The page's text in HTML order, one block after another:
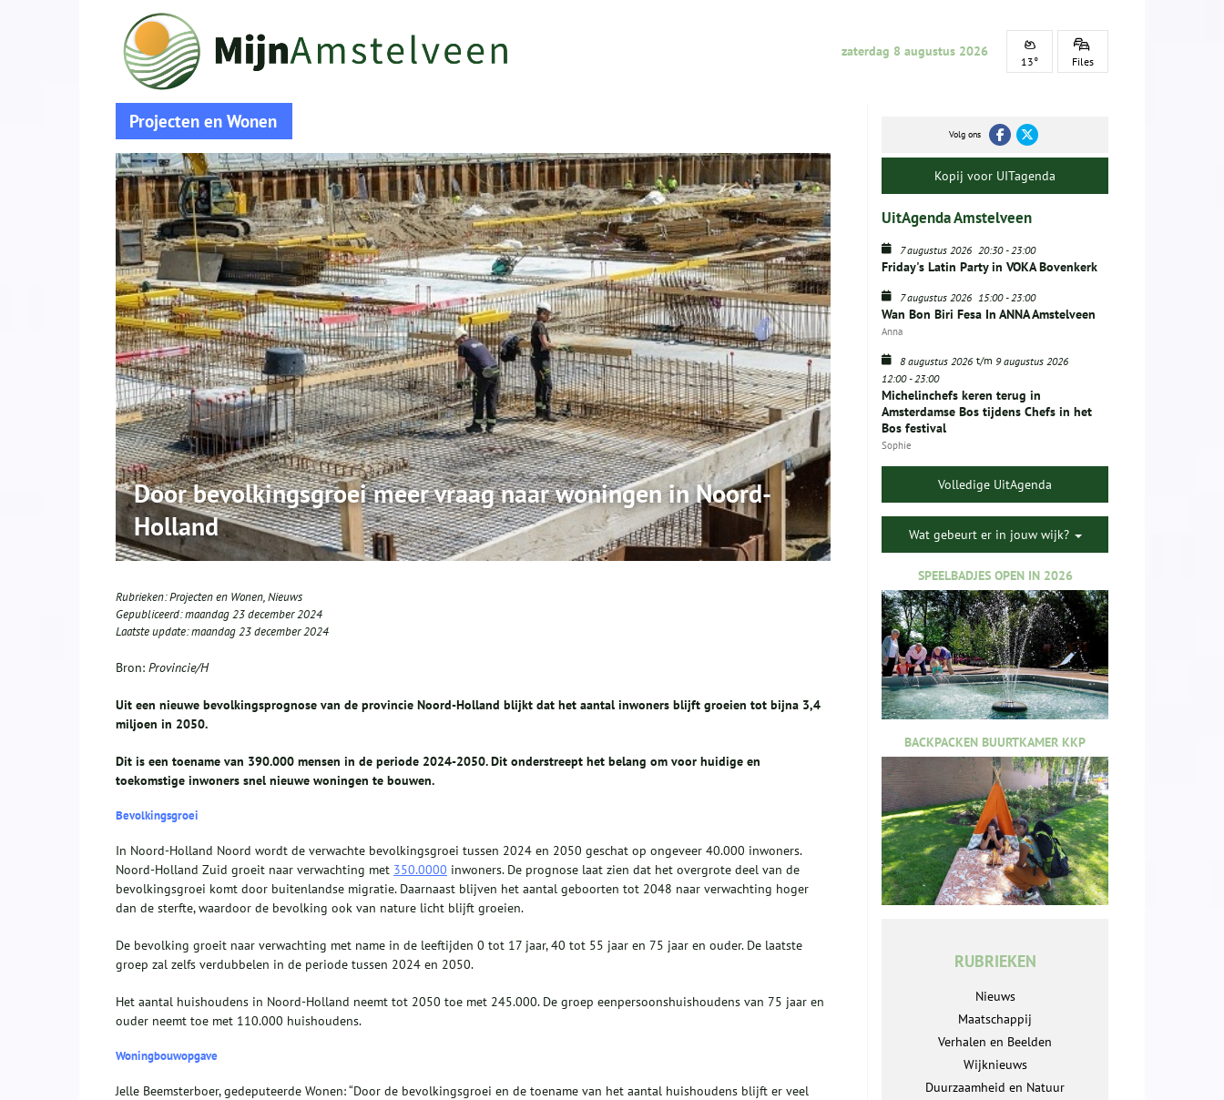
zaterdag 8 augustus 2026
13° Files
Projecten en Wonen
Door bevolkingsgroei meer vraag naar woningen in Noord-
Holland
Rubrieken:Projecten en Wonen,Nieuws
Gepubliceerd:maandag 23 december 2024
Laatste update:maandag 23 december 2024
Bron: Provincie/H
Uit een nieuwe bevolkingsprognose van de provincie Noord-Holland blijkt dat het aantal inwoners blijft groeien tot bijna 3,4
miljoen in 2050.
Dit is een toename van 390.000 mensen in de periode 2024-2050. Dit onderstreept het belang om voor huidige en
toekomstige inwoners snel nieuwe woningen te bouwen.
Bevolkingsgroei
In Noord-Holland Noord wordt de verwachte bevolkingsgroei tussen 2024 en 2050 geschat op ongeveer 40.000 inwoners.
Noord-Holland Zuid groeit naar verwachting met 350.0000 inwoners. De prognose laat zien dat het overgrote deel van de
bevolkingsgroei komt door buitenlandse migratie. Daarnaast blijven het aantal geboorten tot 2048 naar verwachting hoger
dan de sterfte, waardoor de bevolking ook van nature licht blijft groeien.
De bevolking groeit naar verwachting met name in de leeftijden 0 tot 17 jaar, 40 tot 55 jaar en 75 jaar en ouder. De laatste
groep zal zelfs verdubbelen in de periode tussen 2024 en 2050.
Het aantal huishoudens in Noord-Holland neemt tot 2050 toe met 245.000. De groep eenpersoonshuishoudens van 75 jaar en
ouder neemt toe met 110.000 huishoudens.
Woningbouwopgave
Jelle Beemsterboer, gedeputeerde Wonen: “Door de bevolkingsgroei en de toename van het aantal huishoudens blijft er veel
Volg ons
Kopij voor UITagenda
UitAgenda Amstelveen
7 augustus 2026 20:30-23:00
Friday's Latin Party in VOKA Bovenkerk
7 augustus 2026 15:00-23:00
Wan Bon Biri Fesa In ANNA Amstelveen
Anna
8 augustus 2026 t/m 9 augustus 2026
12:00-23:00
Michelinchefs keren terug in
Amsterdamse Bos tijdens Chefs in het
Bos festival
Sophie
Volledige UitAgenda
Wat gebeurt er in jouw wijk?
SPEELBADJES OPEN IN 2026
BACKPACKEN BUURTKAMER KKP
RUBRIEKEN
Nieuws
Maatschappij
Verhalen en Beelden
Wijknieuws
Duurzaamheid en Natuur